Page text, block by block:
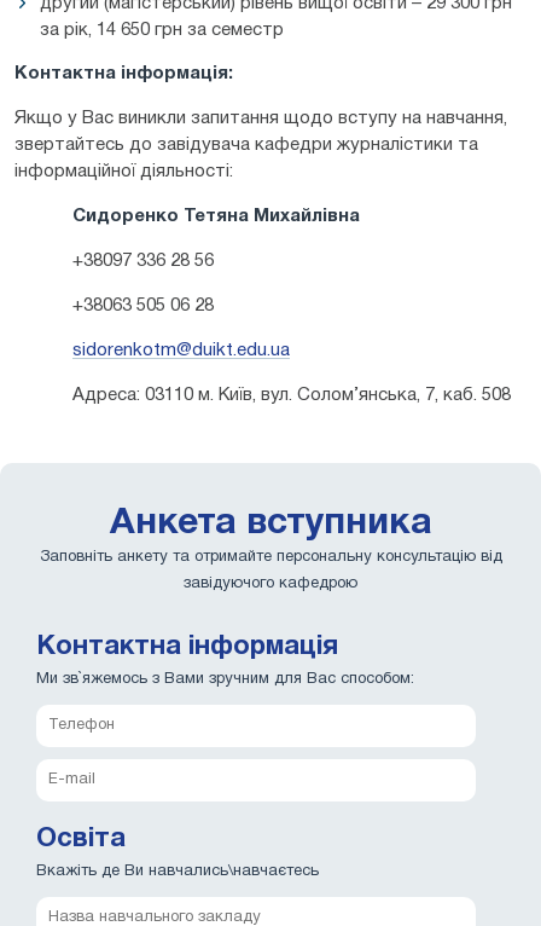
другий (магістерський) рівень вищої освіти – 29 300 грн
за рік, 14 650 грн за семестр
Контактна інформація:
Якщо у Вас виникли запитання щодо вступу на навчання,
звертайтесь до завідувача кафедри журналістики та
інформаційної діяльності:
Сидоренко Тетяна Михайлівна
+38097 336 28 56
+38063 505 06 28
sidorenkotm@duikt.edu.ua
Адреса: 03110 м. Київ, вул. Солом’янська, 7, каб. 508
Анкета вступника
Заповніть анкету та отримайте персональну консультацію від
завідуючого кафедрою
Контактна інформація
Ми зв`яжемось з Вами зручним для Вас способом:
Освіта
Вкажіть де Ви навчались\навчаєтесь